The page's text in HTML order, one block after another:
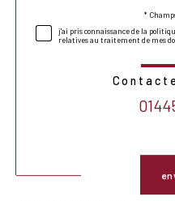
*
j'ai pris connaissance de la
relatives au traitement de mes